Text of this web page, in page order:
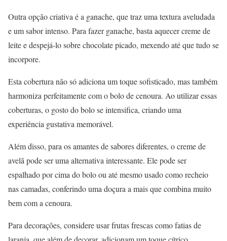
Outra opção criativa é a ganache, que traz uma textura aveludada
e um sabor intenso. Para fazer ganache, basta aquecer creme de
leite e despejá-lo sobre chocolate picado, mexendo até que tudo se
incorpore.
Esta cobertura não só adiciona um toque sofisticado, mas também
harmoniza perfeitamente com o bolo de cenoura. Ao utilizar essas
coberturas, o gosto do bolo se intensifica, criando uma
experiência gustativa memorável.
Além disso, para os amantes de sabores diferentes, o creme de
avelã pode ser uma alternativa interessante. Ele pode ser
espalhado por cima do bolo ou até mesmo usado como recheio
nas camadas, conferindo uma doçura a mais que combina muito
bem com a cenoura.
Para decorações, considere usar frutas frescas como fatias de